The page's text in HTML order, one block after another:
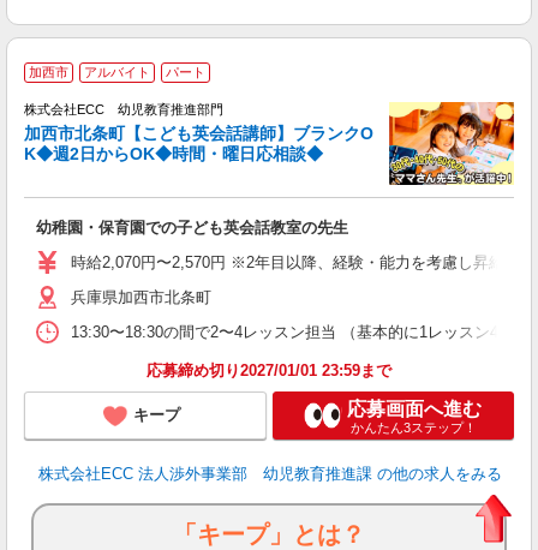
加西市 アルバイト パート
株式会社ECC 幼児教育推進部門
加西市北条町【こども英会話講師】ブランクO
K◆週2日からOK◆時間・曜日応相談◆
幼稚園・保育園での子ども英会話教室の先生
時給2,070円〜2,570円 ※2年目以降、経験・能力を考慮し昇給有
兵庫県加西市北条町
13:30〜18:30の間で2〜4レッスン担当 （基本的に1レッスン40
応募締め切り2027/01/01 23:59まで
キープ 応募画面へ進む
かんたん3ステップ！
株式会社ECC 法人渉外事業部 幼児教育推進課 の他の求人をみる
「キープ」とは？